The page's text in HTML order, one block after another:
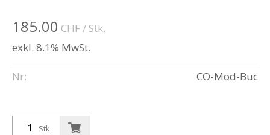
185.00 CHF/ Stk.
exkl. 8.1% MwSt.
Nr: CO-Mod-Buc
Stk.